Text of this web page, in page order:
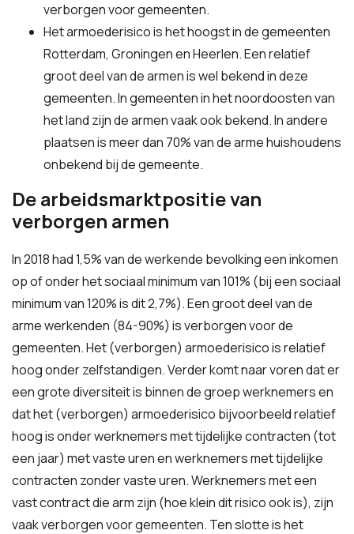
verborgen voor gemeenten.
Het armoederisico is het hoogst in de gemeenten
Rotterdam, Groningen en Heerlen. Een relatief
groot deel van de armen is wel bekend in deze
gemeenten. In gemeenten in het noordoosten van
het land zijn de armen vaak ook bekend. In andere
plaatsen is meer dan 70% van de arme huishoudens
onbekend bij de gemeente.
De arbeidsmarktpositie van
verborgen armen
In 2018 had 1,5% van de werkende bevolking een inkomen
op of onder het sociaal minimum van 101% (bij een sociaal
minimum van 120% is dit 2,7%). Een groot deel van de
arme werkenden (84-90%) is verborgen voor de
gemeenten. Het (verborgen) armoederisico is relatief
hoog onder zelfstandigen. Verder komt naar voren dat er
een grote diversiteit is binnen de groep werknemers en
dat het (verborgen) armoederisico bijvoorbeeld relatief
hoog is onder werknemers met tijdelijke contracten (tot
een jaar) met vaste uren en werknemers met tijdelijke
contracten zonder vaste uren. Werknemers met een
vast contract die arm zijn (hoe klein dit risico ook is), zijn
vaak verborgen voor gemeenten. Ten slotte is het